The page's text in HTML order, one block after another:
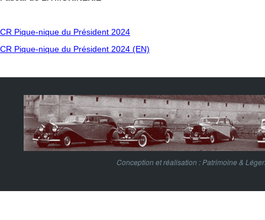
CR Pique-nique du Président 2024
CR Pique-nique du Président 2024 (EN)
Conception et réalisation : Patrimoine &